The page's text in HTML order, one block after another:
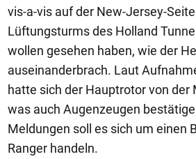
vis-a-vis auf der New-Jersey-
Lüftungsturms des Holland
wollen gesehen haben, wie der
auseinanderbrach. Laut
hatte sich der Hauptrotor von der
was auch Augenzeugen
Meldungen soll es sich um einen
Ranger handeln.